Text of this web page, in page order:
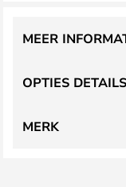
OPTIES DETAILS
MEER
MERK